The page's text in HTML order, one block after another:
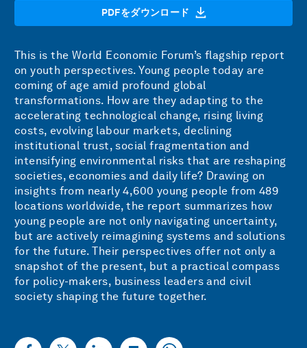
PDFをダウンロード
This is the World Economic Forum’s flagship report
on youth perspectives. Young people today are
coming of age amid profound global
transformations. How are they adapting to the
accelerating technological change, rising living
costs, evolving labour markets, declining
institutional trust, social fragmentation and
intensifying environmental risks that are reshaping
societies, economies and daily life? Drawing on
insights from nearly 4,600 young people from 489
locations worldwide, the report summarizes how
young people are not only navigating uncertainty,
but are actively reimagining systems and solutions
for the future. Their perspectives offer not only a
snapshot of the present, but a practical compass
for policy-makers, business leaders and civil
society shaping the future together.